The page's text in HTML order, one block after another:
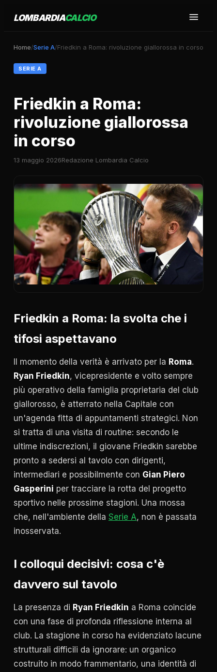
LOMBARDIACALCIO
Home/Serie A/Friedkin a Roma: rivoluzione giallorossa in corso
SERIE A
Friedkin a Roma:
rivoluzione giallorossa
in corso
13 maggio 2026Redazione Lombardia Calcio
Friedkin a Roma: la svolta che i
tifosi aspettavano
Il momento della verità è arrivato per la Roma.
Ryan Friedkin, vicepresidente e volto sempre
più operativo della famiglia proprietaria del club
giallorosso, è atterrato nella Capitale con
un'agenda fitta di appuntamenti strategici. Non
si tratta di una visita di routine: secondo le
ultime indiscrezioni, il giovane Friedkin sarebbe
pronto a sedersi al tavolo con dirigenti,
intermediari e possibilmente con Gian Piero
Gasperini per tracciare la rotta del progetto
sportivo nelle prossime stagioni. Una mossa
che, nell'ambiente della Serie A, non è passata
inosservata.
I colloqui decisivi: cosa c'è
davvero sul tavolo
La presenza di Ryan Friedkin a Roma coincide
con una fase di profonda riflessione interna al
club. La stagione in corso ha evidenziato lacune
strutturali difficili da ignorare: un organico
costruito in modo frammentario, una identità di